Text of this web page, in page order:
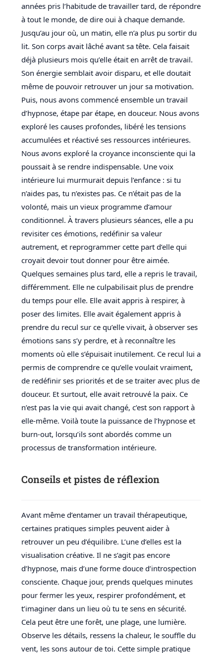
années pris l’habitude de travailler tard, de répondre
à tout le monde, de dire oui à chaque demande.
Jusqu’au jour où, un matin, elle n’a plus pu sortir du
lit. Son corps avait lâché avant sa tête. Cela faisait
déjà plusieurs mois qu’elle était en arrêt de travail.
Son énergie semblait avoir disparu, et elle doutait
même de pouvoir retrouver un jour sa motivation.
Puis, nous avons commencé ensemble un travail
d’hypnose, étape par étape, en douceur. Nous avons
exploré les causes profondes, libéré les tensions
accumulées et réactivé ses ressources intérieures.
Nous avons exploré la croyance inconsciente qui la
poussait à se rendre indispensable. Une voix
intérieure lui murmurait depuis l’enfance : si tu
n’aides pas, tu n’existes pas. Ce n’était pas de la
volonté, mais un vieux programme d’amour
conditionnel. À travers plusieurs séances, elle a pu
revisiter ces émotions, redéfinir sa valeur
autrement, et reprogrammer cette part d’elle qui
croyait devoir tout donner pour être aimée.
Quelques semaines plus tard, elle a repris le travail,
différemment. Elle ne culpabilisait plus de prendre
du temps pour elle. Elle avait appris à respirer, à
poser des limites. Elle avait également appris à
prendre du recul sur ce qu’elle vivait, à observer ses
émotions sans s’y perdre, et à reconnaître les
moments où elle s’épuisait inutilement. Ce recul lui a
permis de comprendre ce qu’elle voulait vraiment,
de redéfinir ses priorités et de se traiter avec plus de
douceur. Et surtout, elle avait retrouvé la paix. Ce
n’est pas la vie qui avait changé, c’est son rapport à
elle-même. Voilà toute la puissance de l’hypnose et
burn-out, lorsqu’ils sont abordés comme un
processus de transformation intérieure.
Conseils et pistes de réflexion
Avant même d’entamer un travail thérapeutique,
certaines pratiques simples peuvent aider à
retrouver un peu d’équilibre. L’une d’elles est la
visualisation créative. Il ne s’agit pas encore
d’hypnose, mais d’une forme douce d’introspection
consciente. Chaque jour, prends quelques minutes
pour fermer les yeux, respirer profondément, et
t’imaginer dans un lieu où tu te sens en sécurité.
Cela peut être une forêt, une plage, une lumière.
Observe les détails, ressens la chaleur, le souffle du
vent, les sons autour de toi. Cette simple pratique